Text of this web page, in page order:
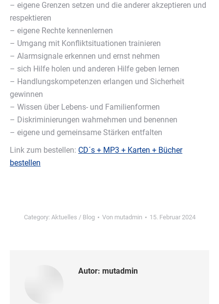
– eigene Grenzen setzen und die anderer akzeptieren und
respektieren
– eigene Rechte kennenlernen
– Umgang mit Konfliktsituationen trainieren
– Alarmsignale erkennen und ernst nehmen
– sich Hilfe holen und anderen Hilfe geben lernen
– Handlungskompetenzen erlangen und Sicherheit
gewinnen
– Wissen über Lebens- und Familienformen
– Diskriminierungen wahrnehmen und benennen
– eigene und gemeinsame Stärken entfalten
Link zum bestellen: CD´s + MP3 + Karten + Bücher
bestellen
Category: Aktuelles / Blog Von mutadmin 15. Februar 2024
Autor: mutadmin